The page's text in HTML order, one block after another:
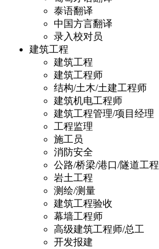
泰语翻译
中国方言翻译
录入校对员
建筑工程
建筑工程
建筑工程师
结构/土木/土建工程师
建筑机电工程师
建筑工程管理/项目经理
工程监理
施工员
消防安全
公路/桥梁/港口/隧道工程
岩土工程
测绘/测量
建筑工程验收
幕墙工程师
高级建筑工程师/总工
开发报建